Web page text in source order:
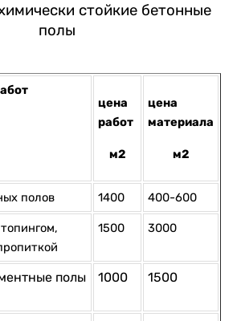
стойкие бетонные
полы
цена
работ
м2
цена
материала
м2
полов 1400 400-600
1500 3000
полы
1000 1500